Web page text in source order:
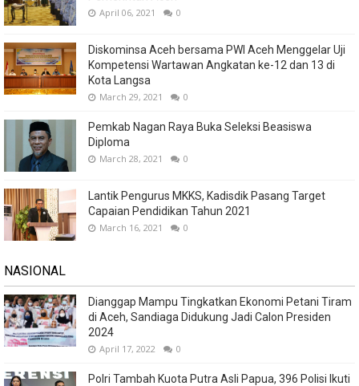
April 06, 2021 0
Diskominsa Aceh bersama PWI Aceh Menggelar Uji
Kompetensi Wartawan Angkatan ke-12 dan 13 di
Kota Langsa
March 29, 2021 0
Pemkab Nagan Raya Buka Seleksi Beasiswa
Diploma
March 28, 2021 0
Lantik Pengurus MKKS, Kadisdik Pasang Target
Capaian Pendidikan Tahun 2021
March 16, 2021 0
NASIONAL
Dianggap Mampu Tingkatkan Ekonomi Petani Tiram
di Aceh, Sandiaga Didukung Jadi Calon Presiden
2024
April 17, 2022 0
Polri Tambah Kuota Putra Asli Papua, 396 Polisi Ikuti